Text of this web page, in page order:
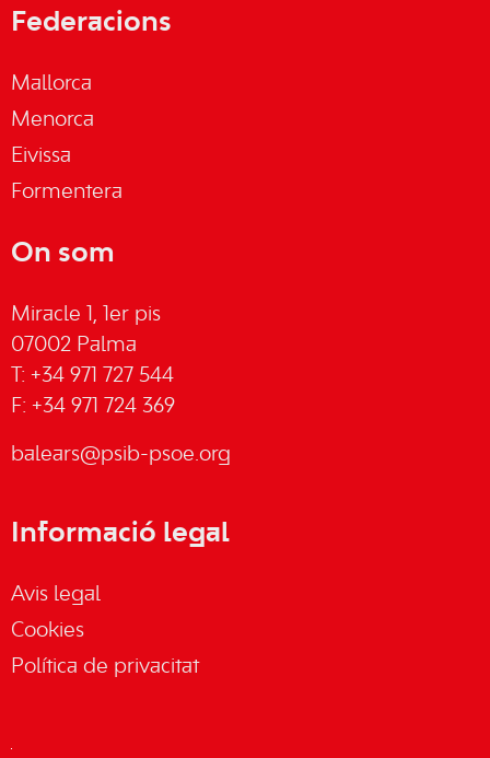
Federacions
Mallorca
Menorca
Eivissa
Formentera
On som
Miracle 1, 1er pis
07002 Palma
T: +34 971 727 544
F: +34 971 724 369
balears@psib-psoe.org
Informació legal
Avis legal
Cookies
Política de privacitat